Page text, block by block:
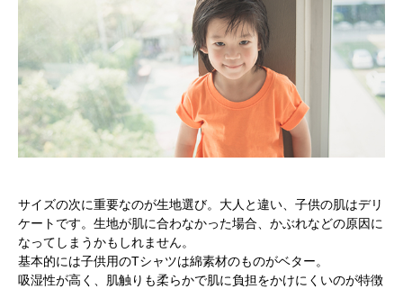
サイズの次に重要なのが生地選び。大人と違い、子供の肌はデリ
ケートです。生地が肌に合わなかった場合、かぶれなどの原因に
なってしまうかもしれません。
基本的には子供用のTシャツは綿素材のものがベター。
吸湿性が高く、肌触りも柔らかで肌に負担をかけにくいのが特徴